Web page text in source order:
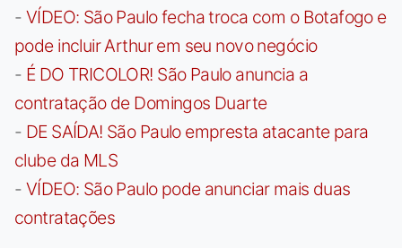
- VÍDEO: São Paulo fecha troca com o Botafogo e
pode incluir Arthur em seu novo negócio
- É DO TRICOLOR! São Paulo anuncia a
contratação de Domingos Duarte
- DE SAÍDA! São Paulo empresta atacante para
clube da MLS
- VÍDEO: São Paulo pode anunciar mais duas
contratações